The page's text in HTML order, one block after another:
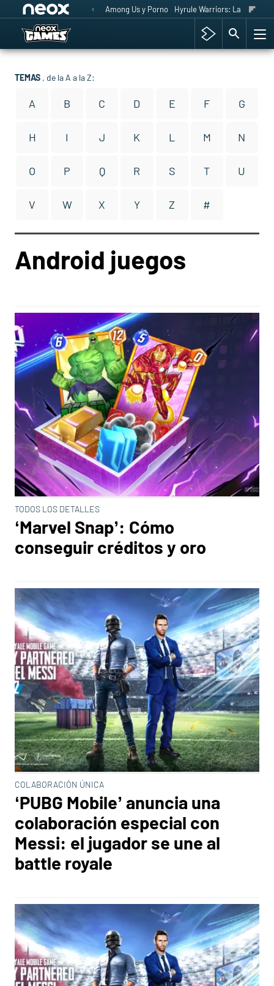
Among Us y Porno Hyrule Warriors: La Era del
TEMAS , de la A a la Z:
A B C D E F G
H I J K L M N
O P Q R S T U
V W X Y Z #
Android juegos
TODOS LOS DETALLES
‘Marvel Snap’: Cómo
conseguir créditos y oro
COLABORACIÓN ÚNICA
‘PUBG Mobile’ anuncia una
colaboración especial con
Messi: el jugador se une al
battle royale